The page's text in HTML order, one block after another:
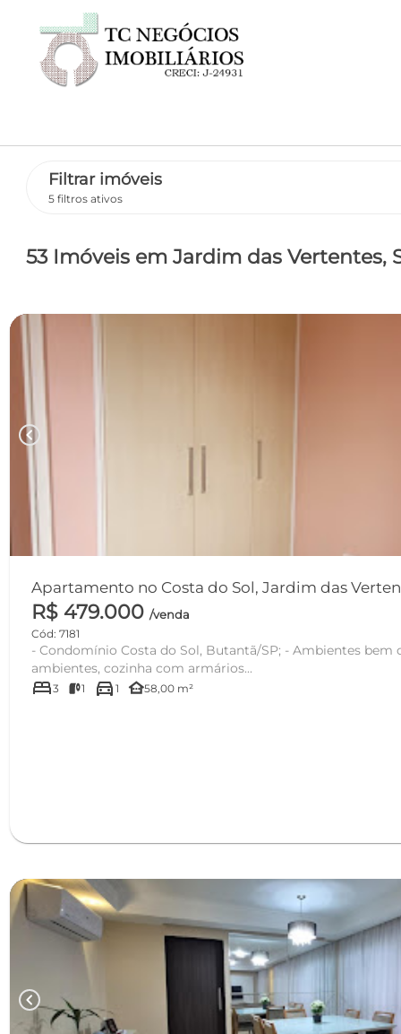
Filtrar imóveis
5 filtros ativos
53 Imóveis em Jardim das Vertentes,
chevron_left
Apartamento no Costa do Sol, Jardim das
R$ 479.000 /venda
Cód: 7181
- Condomínio Costa do Sol, Butantã/SP; - Ambientes bem distribuídos, - Sala para dois
ambientes, cozinha com armários...
bed3 1 directions_car 1 other_houses58,00 m²
chevron_left